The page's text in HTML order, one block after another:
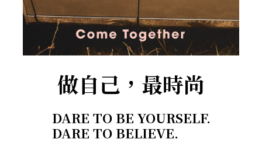
做自己，最時尚
DARE TO BE YOURSELF.
DARE TO BELIEVE.